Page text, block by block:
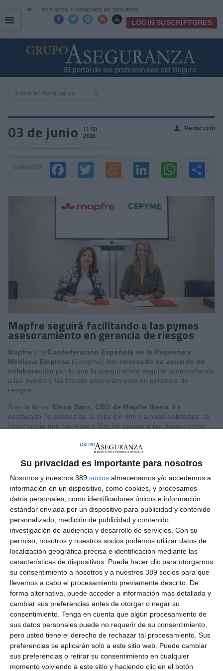
Su privacidad es importante para nosotros
Nosotros y nuestros 389 socios almacenamos y/o accedemos a
información en un dispositivo, como cookies, y procesamos
datos personales, como identificadores únicos e información
estándar enviada por un dispositivo para publicidad y contenido
personalizado, medición de publicidad y contenido,
investigación de audiencia y desarrollo de servicios. Con su
permiso, nosotros y nuestros socios podemos utilizar datos de
localización geográfica precisa e identificación mediante las
características de dispositivos. Puede hacer clic para otorgarnos
su consentimiento a nosotros y a nuestros 389 socios para que
llevemos a cabo el procesamiento previamente descrito. De
forma alternativa, puede acceder a información más detallada y
cambiar sus preferencias antes de otorgar o negar su
consentimiento. Tenga en cuenta que algún procesamiento de
sus datos personales puede no requerir de su consentimiento,
pero usted tiene el derecho de rechazar tal procesamiento. Sus
preferencias se aplicarán solo a este sitio web. Puede cambiar
sus preferencias o retirar su consentimiento en cualquier
momento volviendo a este sitio y haciendo clic en el botón
⌂ ESTUDIOS Y RANKINGS DE SEGUROS
     LOGIN SUSCRIPTORES
☰
☰
03 de junio
11:50
2026
👤 Redacción
Mapfre seguirá facilitando a las pymes
asesoramiento en gerencia de riesgos
Mapfrey la Confederación Española de la Pequeña y
Mediana Empresa (Cepyme) han renovado su acuerdo de
colaboración por lo que la aseguradora seguirá acompañando
a las pymes y facilitando asesoramiento en gerencia de
riesgos.
Tras la firma, Elena Sanz, CEO de Mapfre Iberia , ha
destacado "la solidez de la relación entre ambas entidades, la
importancia que tiene para Mapfre apoyar a las pymes como
Cepyme de fortalecer el ecosistema empresarial y fomentar su
Por su parte, Ángela de Miguel, presidenta de Cepyme,
señalado: "Este acuerdo se enmarca en la estrategia de
Cepyme de apoyar y acompañar a las pymes en su gestión,
proporcionándoles el apoyo necesario para avanzar en su
proceso de crecimiento y desarrollo". Y ha añadido: "La
renovación de este acuerdo refuerza nuestra alianza y el
trabajo conjunto para impulsar al 99% de nuestro tejido
empresarial, que está constituido por pymes".
Cepyme y Mapfre, además, están colaborando en diferentes
ámbitos: en 'Cepyme500', el programa que reúne a las 500
empresas que destacan por su capacidad de crecimiento; y en
'Crecepyme', el programa a través del cual Cepyme y las
empresas colaboradoras como Mapfre ofrecen asesoramiento
y mentorización a las pymes en materias de gestión de cambio
y fidelización de talento. Y también Cepyme y Mapfre organizan
conjuntamente jornadas territoriales en diferentes puntos de
España donde se abordan temas de interés para los
empresarios y se les asesora sobre soluciones de
aseguramiento.
Si quiere recibir diariamente y GRATIS noticias como esta,